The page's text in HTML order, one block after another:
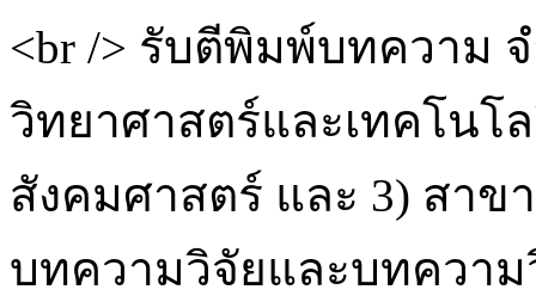
<br /> รับตีพิมพ์บทความ
วิทยาศาสตร์และเทคโนโ
สังคมศาสตร์ และ 3) สา
บทความวิจัยและบทควา